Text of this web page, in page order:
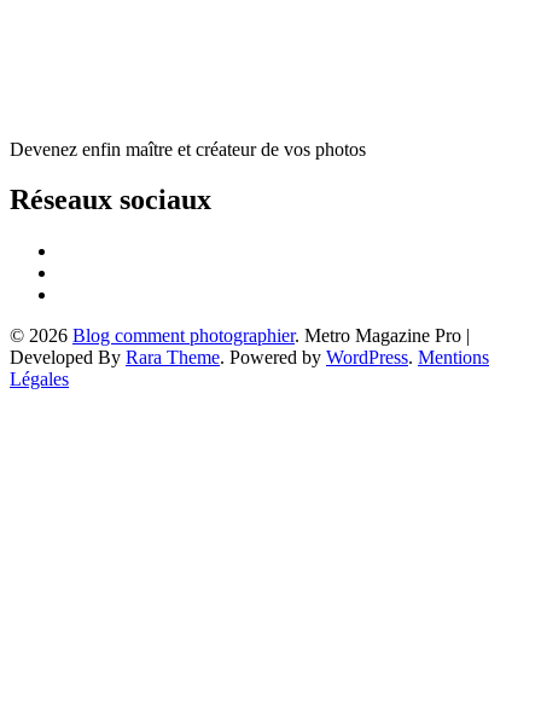
Devenez enfin maître et créateur de vos photos
Réseaux sociaux
© 2026 Blog comment photographier. Metro Magazine Pro |
Developed By Rara Theme. Powered by WordPress. Mentions
Légales